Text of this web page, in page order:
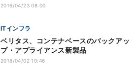
2016/04/23 08:00
ITインフラ
ベリタス、コンテナベースのバックアッ
プ・アプライアンス新製品
2018/04/02 10:46